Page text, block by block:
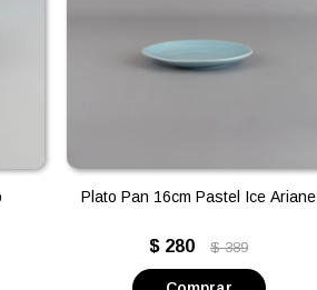
Plato Pan 16cm Pastel Ice Ariane
$ 280 $ 389